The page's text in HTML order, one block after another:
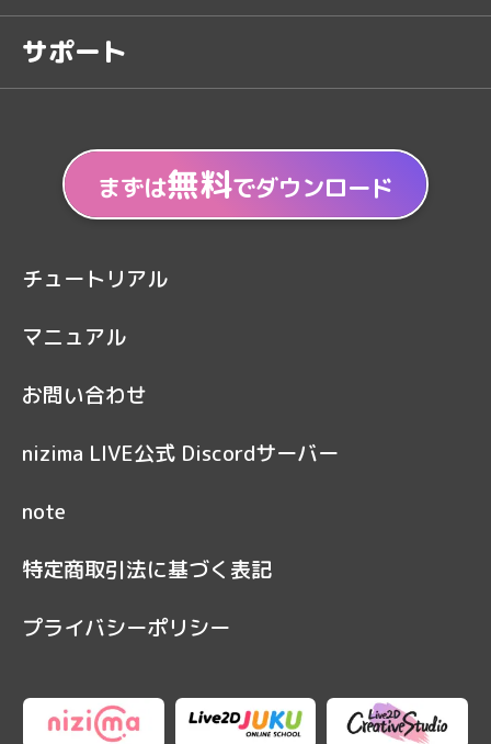
サポート
まずは無料でダウンロード
チュートリアル
マニュアル
お問い合わせ
nizima LIVE公式 Discordサーバー
note
特定商取引法に基づく表記
プライバシーポリシー